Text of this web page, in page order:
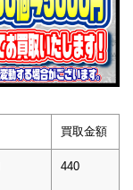
買取金額
440